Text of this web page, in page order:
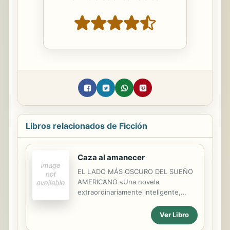
Libros relacionados de Ficción
Caza al amanecer
EL LADO MÁS OSCURO DEL SUEÑO
AMERICANO «Una novela
extraordinariamente inteligente,
villano inolvidable que se desliza por
sus páginas con la misma lúbrica
Ver Libro